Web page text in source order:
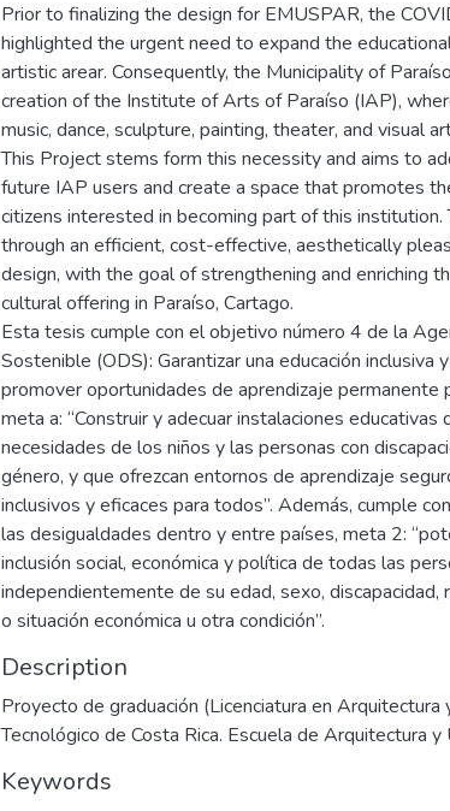
Prior to finalizing the design for EMUSPAR, the
highlighted the urgent need to expand the
artistic arear. Consequently, the Municipality of
creation of the Institute of Arts of Paraíso (IAP),
music, dance, sculpture, painting, theater, and visual
This Project stems form this necessity and aims to
future IAP users and create a space that promotes
citizens interested in becoming part of this institution.
through an efficient, cost-effective, aesthetically
design, with the goal of strengthening and enriching
cultural offering in Paraíso, Cartago.
Esta tesis cumple con el objetivo número 4 de la
Sostenible (ODS): Garantizar una educación inclusiva
promover oportunidades de aprendizaje permanente
meta a: “Construir y adecuar instalaciones educativas
necesidades de los niños y las personas con
género, y que ofrezcan entornos de aprendizaje
inclusivos y eficaces para todos”. Además, cumple
las desigualdades dentro y entre países, meta 2:
inclusión social, económica y política de todas las
independientemente de su edad, sexo, discapacidad,
o situación económica u otra condición”.
Description
Proyecto de graduación (Licenciatura en
Tecnológico de Costa Rica. Escuela de Arquitectura
Keywords